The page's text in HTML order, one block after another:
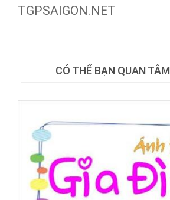
TGPSAIGON.NET
CÓ THỂ BẠN QUAN TÂM